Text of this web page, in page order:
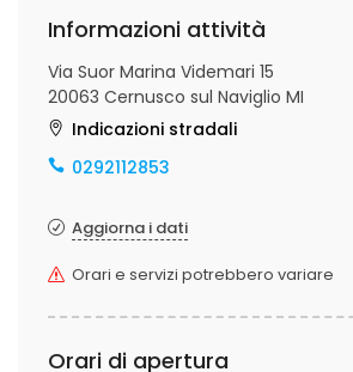
Informazioni attività
Via Suor Marina Videmari 15
20063 Cernusco sul Naviglio MI
Indicazioni stradali
0292112853
Aggiorna i dati
Orari e servizi potrebbero variare
Orari di apertura